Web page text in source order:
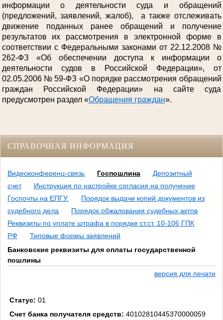
информации о деятельности суда и обращений
(предложений, заявлений, жалоб), а также отслеживать
движение поданных ранее обращений и получение
результатов их рассмотрения в электронной форме в
соответствии с Федеральными законами от 22.12.2008 №
262-ФЗ «Об обеспечении доступа к информации о
деятельности судов в Российской Федерации», от
02.05.2006 № 59-ФЗ «О порядке рассмотрения обращений
граждан Российской Федерации» на сайте суда
предусмотрен раздел «Обращения граждан».
СПРАВОЧНАЯ ИНФОРМАЦИЯ
Видеоконференц-связь Госпошлина
Депозитный
счет
Инструкция по настройке согласия на получение
Госпочты на ЕПГУ.
Порядок выдачи копий документов из
судебного дела
Порядок обжалования судебных актов
Реквизиты по уплате штрафа в порядке ст.ст. 10-106 ГПК
РФ
Типовые формы заявлений
Банковские реквизиты для оплаты государственной
пошлины
версия для печати
Статус: 01
Счет банка получателя средств: 40102810445370000059